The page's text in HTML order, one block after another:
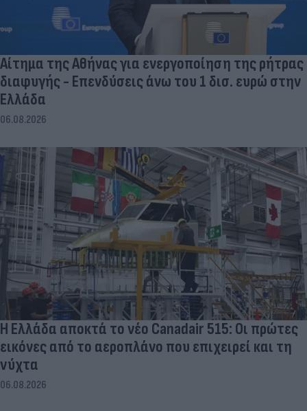
Αίτημα της Αθήνας για ενεργοποίηση της ρήτρας
διαφυγής - Επενδύσεις άνω του 1 δισ. ευρώ στην
Ελλάδα
06.08.2026
Η Ελλάδα αποκτά το νέο Canadair 515: Οι πρώτες
εικόνες από το αεροπλάνο που επιχειρεί και τη
νύχτα
06.08.2026